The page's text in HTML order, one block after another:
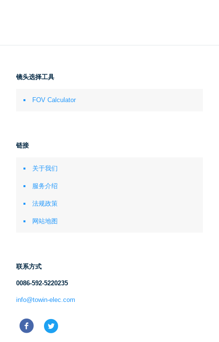
镜头选择工具
FOV Calculator
链接
关于我们
服务介绍
法规政策
网站地图
联系方式
0086-592-5220235
info@towin-elec.com